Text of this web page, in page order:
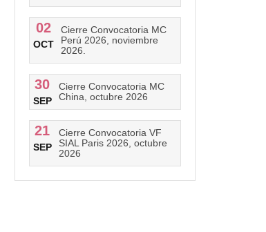
02
OCT
Cierre Convocatoria MC
Perú 2026, noviembre
2026.
30
SEP
Cierre Convocatoria MC
China, octubre 2026
21
SEP
Cierre Convocatoria VF
SIAL Paris 2026, octubre
2026